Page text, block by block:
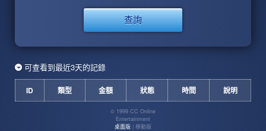
查詢
可查看到最近3天的記錄
ID 類型 金額 狀態 時間 說明
© 1999 CC Online
Entertainment
桌面版 | 移動版